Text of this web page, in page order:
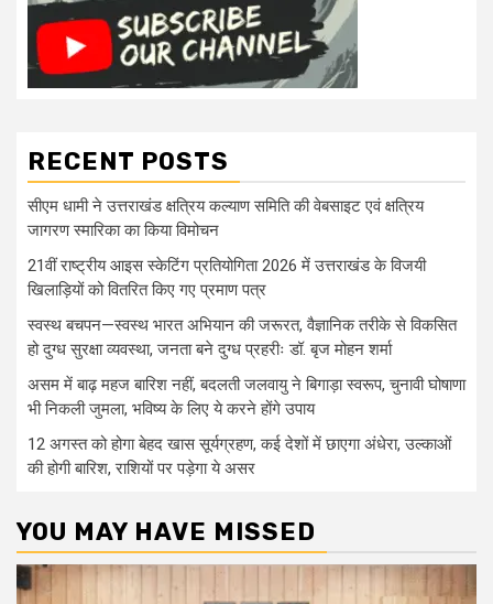
RECENT POSTS
सीएम धामी ने उत्तराखंड क्षत्रिय कल्याण समिति की वेबसाइट एवं क्षत्रिय
जागरण स्मारिका का किया विमोचन
21वीं राष्ट्रीय आइस स्केटिंग प्रतियोगिता 2026 में उत्तराखंड के विजयी
खिलाड़ियों को वितरित किए गए प्रमाण पत्र
स्वस्थ बचपन—स्वस्थ भारत अभियान की जरूरत, वैज्ञानिक तरीके से विकसित
हो दुग्ध सुरक्षा व्यवस्था, जनता बने दुग्ध प्रहरीः डॉ. बृज मोहन शर्मा
असम में बाढ़ महज बारिश नहीं, बदलती जलवायु ने बिगाड़ा स्वरूप, चुनावी घोषाणा
भी निकली जुमला, भविष्य के लिए ये करने होंगे उपाय
12 अगस्त को होगा बेहद खास सूर्यग्रहण, कई देशों में छाएगा अंधेरा, उल्काओं
की होगी बारिश, राशियों पर पड़ेगा ये असर
YOU MAY HAVE MISSED